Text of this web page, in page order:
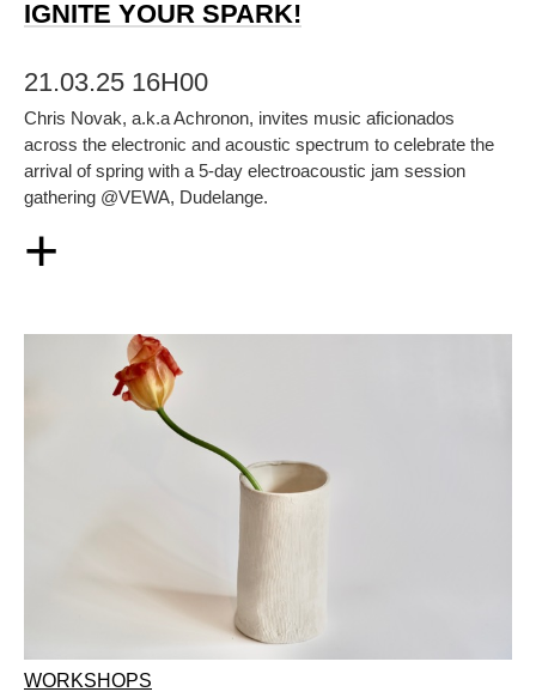
IGNITE YOUR SPARK!
21.03.25 16H00
Chris Novak, a.k.a Achronon, invites music aficionados
across the electronic and acoustic spectrum to celebrate the
arrival of spring with a 5-day electroacoustic jam session
gathering @VEWA, Dudelange.
+
WORKSHOPS